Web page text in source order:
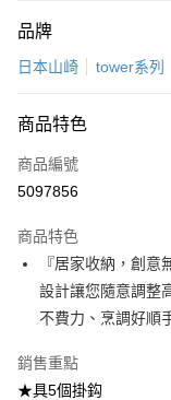
【大哥付你分期使用說明
1.本服務由台灣大哥大
2.付款方式選擇「大哥付
成交易。
3.實際核准額度、可分期
4.訂單成立30分鐘內，
消。如遇「轉專審核」
法說明評估內容。
1.分期款項不併入電信帳
2.透過簡訊連結打開帳
帳／街口支付／iPASS
【注意事項】
用戶於交易時，得透過
買賣價金債權讓與本公
每筆NT$100，滿
每筆NT$100，滿
7-11取貨付款
每筆NT$100，滿
每筆NT$100，滿
品牌
日本山崎 tower系列
商品特色
商品編號
5097856
商品特色
『居家收納，創
設計讓您隨意調整
不費力、烹調好順
銷售重點
★具5個掛鈎